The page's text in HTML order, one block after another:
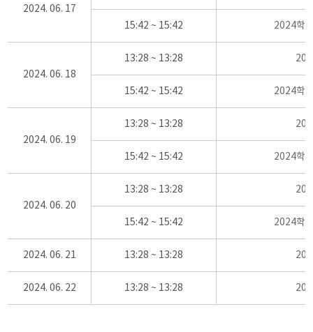
2024. 06. 17
15:42 ~ 15:42 2024학
2024. 06. 18
13:28 ~ 13:28
15:42 ~ 15:42 2024학
2024. 06. 19
13:28 ~ 13:28
15:42 ~ 15:42 2024학
2024. 06. 20
13:28 ~ 13:28
15:42 ~ 15:42 2024학
2024. 06. 21 13:28 ~ 13:28
2024. 06. 22 13:28 ~ 13:28